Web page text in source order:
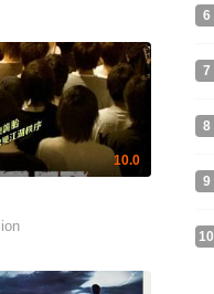
10.0
6
7
8
9
10